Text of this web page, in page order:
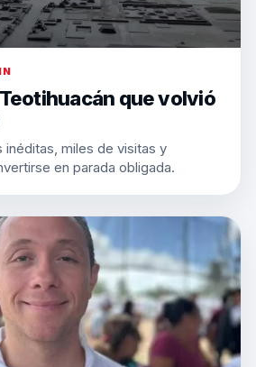
que volvió
inéditas, miles de visitas y
en parada obligada.